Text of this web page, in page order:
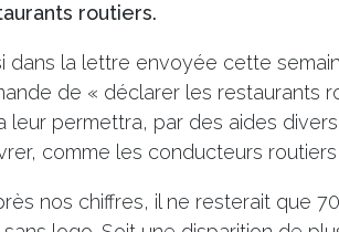
routiers.
dans la lettre envoyée cette
de « déclarer les restaurants
leur permettra, par des aides
comme les conducteurs
nos chiffres, il ne resterait que